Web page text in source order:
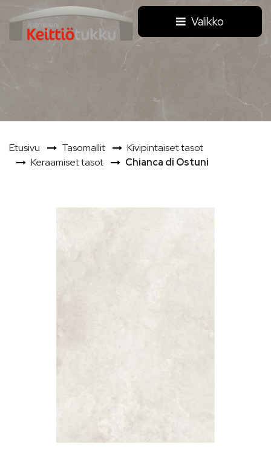
Siirry pääsisältöön
Valikko
Etusivu Tasomallit
Kivipintaiset tasot
Keraamiset tasot
Chianca di Ostuni